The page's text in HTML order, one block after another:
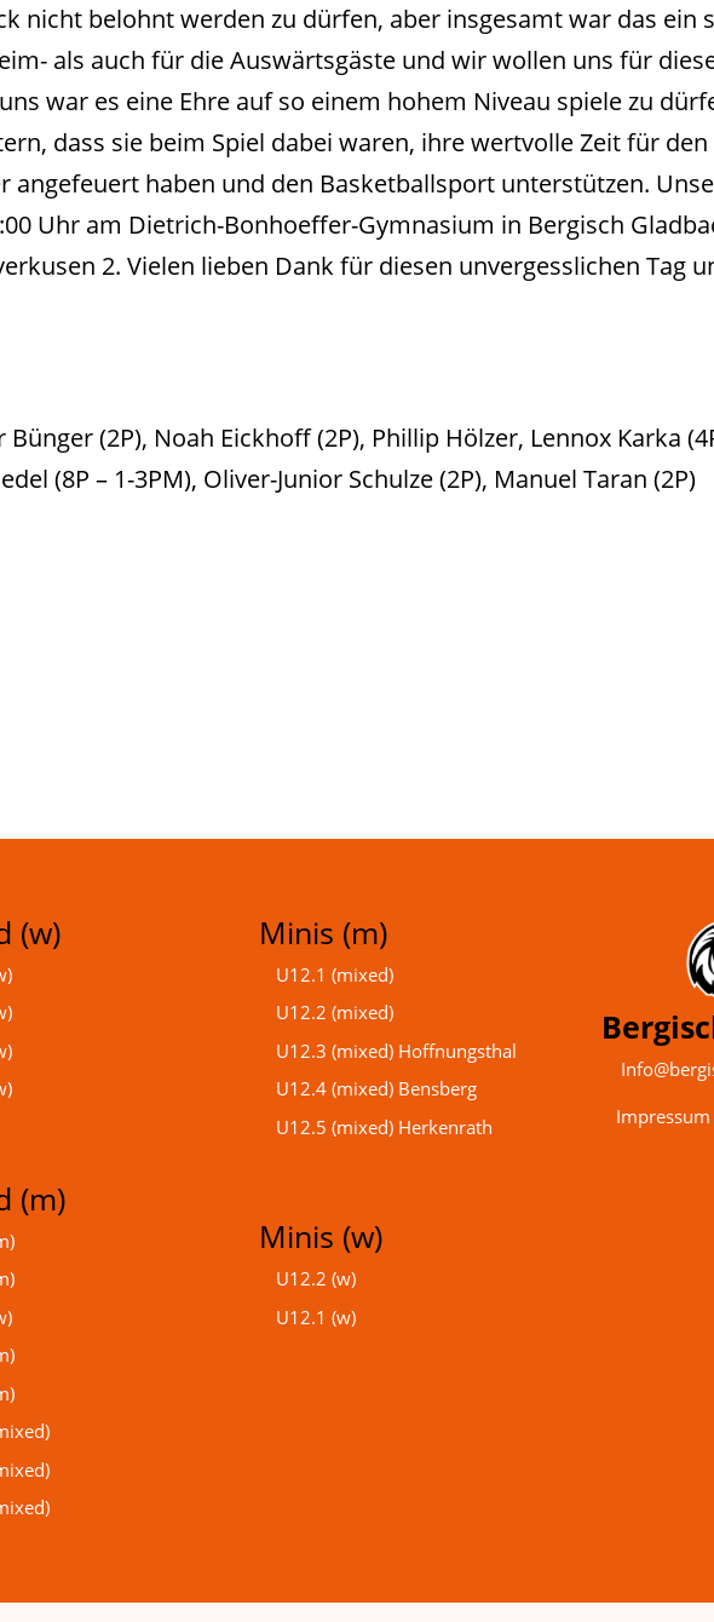
nicht belohnt werden zu dürfen, aber insgesamt war das ein
als auch für die Auswärtsgäste und wir wollen uns für
war es eine Ehre auf so einem hohem Niveau spiele zu
dass sie beim Spiel dabei waren, ihre wertvolle Zeit für den
angefeuert haben und den Basketballsport unterstützen.
Uhr am Dietrich-Bonhoeffer-Gymnasium in Bergisch
2. Vielen lieben Dank für diesen unvergesslichen Tag
(2P), Noah Eickhoff (2P), Phillip Hölzer, Lennox Karka
(8P – 1-3PM), Oliver-Junior Schulze (2P), Manuel Taran (2P)
(w)
(m)
Minis (m)
U12.1 (mixed)
U12.2 (mixed)
U12.3 (mixed) Hoffnungsthal
U12.4 (mixed) Bensberg
U12.5 (mixed) Herkenrath
Minis (w)
U12.2 (w)
U12.1 (w)
Impressum